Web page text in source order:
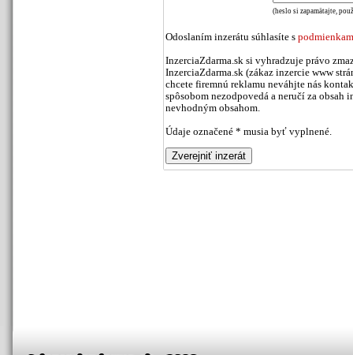
(heslo si zapamätajte,
Odoslaním inzerátu súhlasíte s
InzerciaZdarma.sk si vyhradzuje právo
InzerciaZdarma.sk (zákaz inzercie www
chcete firemnú reklamu neváhjte nás
spôsobom nezodpovedá a neručí za
nevhodným obsahom.
Údaje označené * musia byť vyplnené.